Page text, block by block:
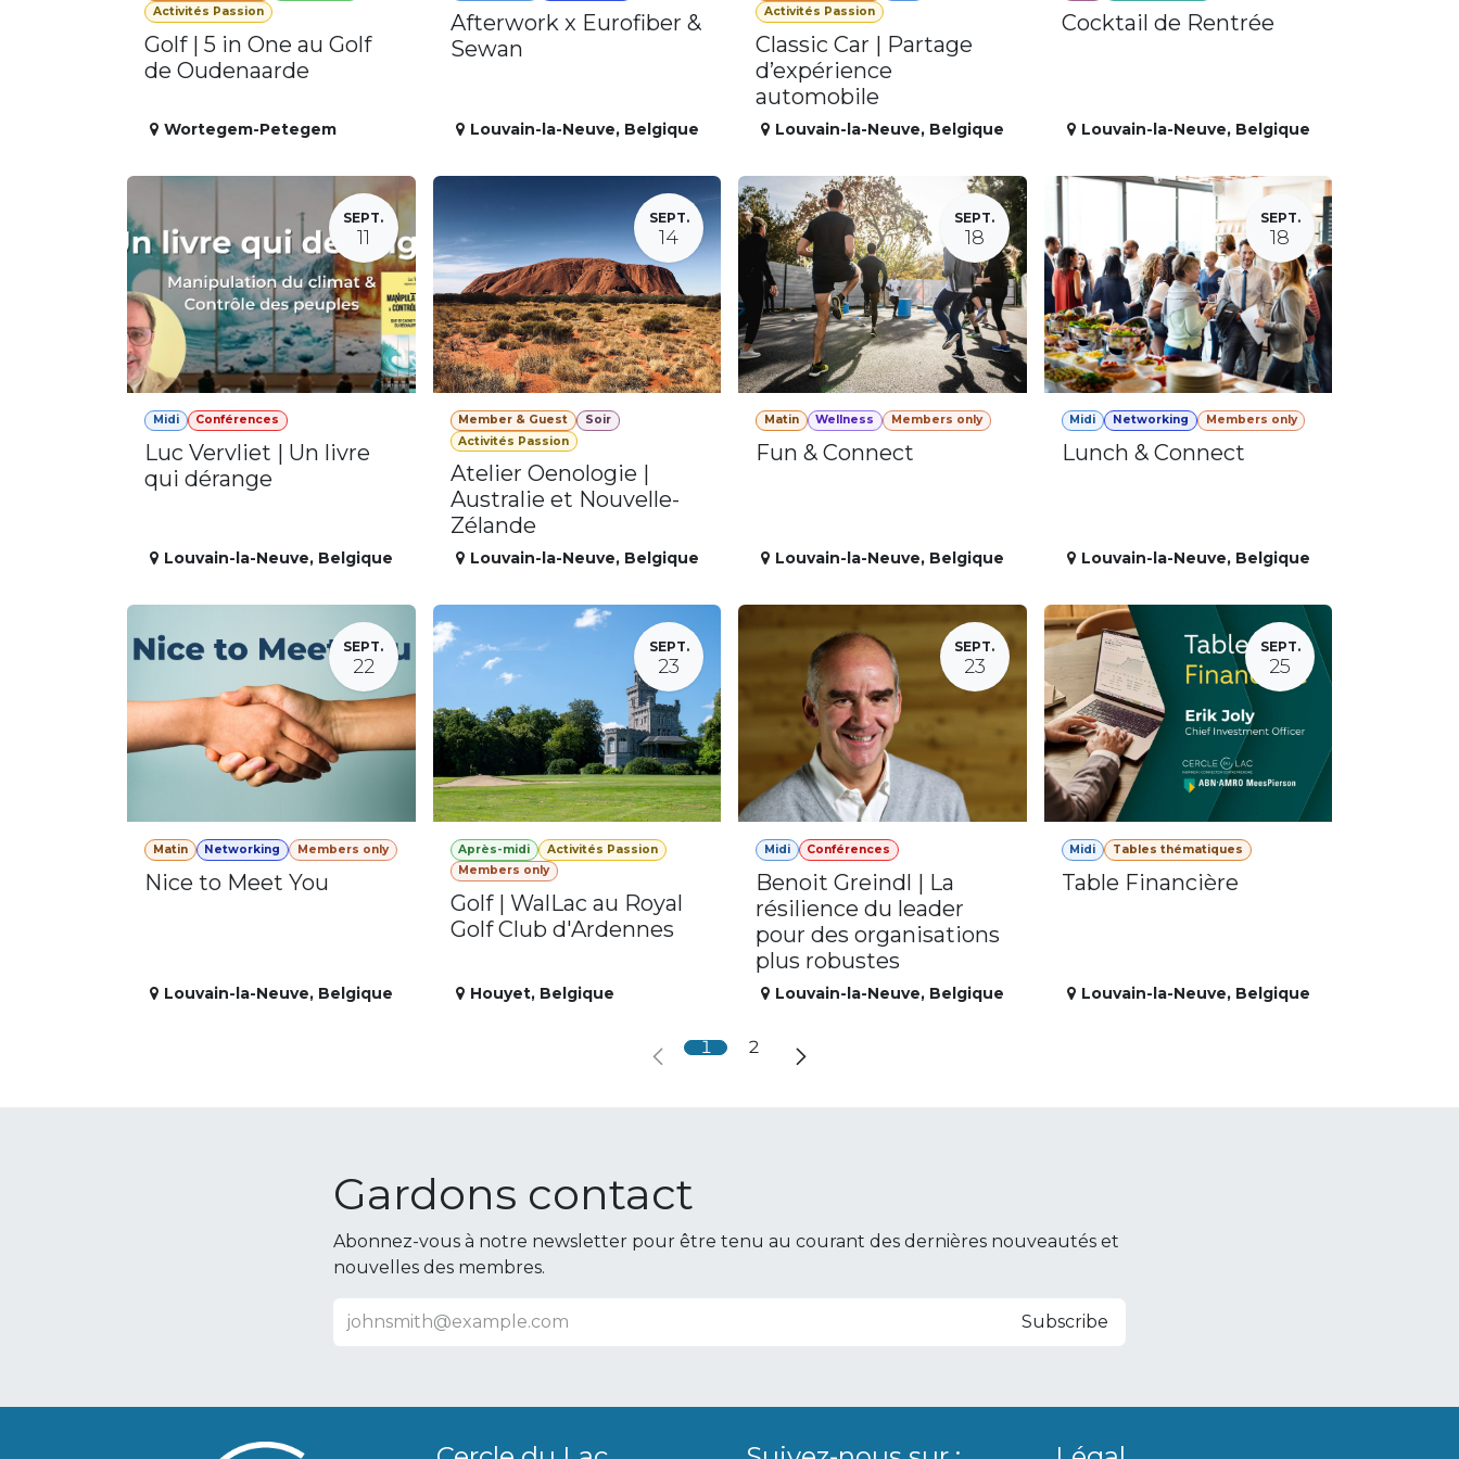
Activités Passion
Golf | 5 in One au Golf
de Oudenaarde
Wortegem-Petegem
Afterwork x Eurofiber &
Sewan
Louvain-la-Neuve, Belgique
Activités Passion
Classic Car | Partage
d’expérience
automobile
Louvain-la-Neuve, Belgique
Cocktail de Rentrée
Louvain-la-Neuve, Belgique
SEPT.
11
Midi Conférences
Luc Vervliet | Un livre
qui dérange
Louvain-la-Neuve, Belgique
SEPT.
14
Member & Guest
Soir
Activités Passion
Atelier Oenologie |
Australie et Nouvelle-
Zélande
Louvain-la-Neuve, Belgique
SEPT.
18
Matin Wellness Members only
Fun & Connect
Louvain-la-Neuve, Belgique
SEPT.
18
Midi Networking Members only
Lunch & Connect
Louvain-la-Neuve, Belgique
SEPT.
22
Matin Networking Members only
Nice to Meet You
Louvain-la-Neuve, Belgique
SEPT.
23
Après-midi
Activités Passion
Members only
Golf | WalLac au Royal
Golf Club d'Ardennes
Houyet, Belgique
SEPT.
23
Midi Conférences
Benoit Greindl | La
résilience du leader
pour des organisations
plus robustes
Louvain-la-Neuve, Belgique
SEPT.
25
Midi Tables thématiques
Table Financière
Louvain-la-Neuve, Belgique
1 2
Gardons contact
Abonnez-vous à notre newsletter pour être tenu au courant des dernières nouveautés et
nouvelles des membres.
Subscribe